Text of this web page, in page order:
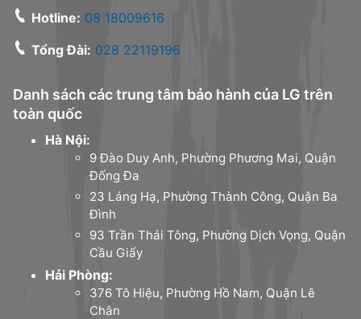
Hotline: 08 18009616
Tổng Đài: 028 22119196
Danh sách các trung tâm bảo hành của LG trên
toàn quốc
Hà Nội:
9 Đào Duy Anh, Phường Phương Mai, Quận
Đống Đa
23 Láng Hạ, Phường Thành Công, Quận Ba
Đình
93 Trần Thái Tông, Phường Dịch Vọng, Quận
Cầu Giấy
Hải Phòng:
376 Tô Hiệu, Phường Hồ Nam, Quận Lê
Chân